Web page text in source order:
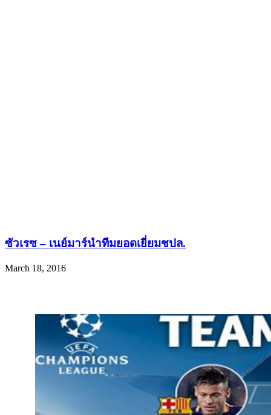
ซัวเรซ – เนย์มาร์นำทีมยอดเยี่ยมชปล.
March 18, 2016